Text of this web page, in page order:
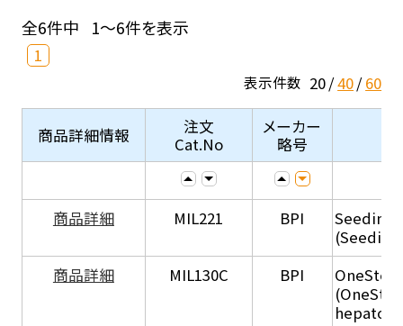
全6件中 1～6件を表示
1
表示件数 20 40 60
商品詳細情報
注文
Cat.No
メーカー
略号
商品詳細 MIL221 BPI
Seeding
商品詳細
MIL130C BPI